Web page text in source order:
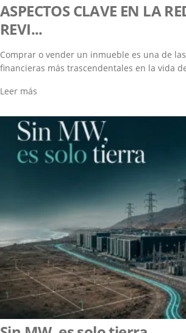
ASPECTOS CLAVE EN LA
REVI...
Comprar o vender un inmueble es una de
financieras más trascendentales en la vida
Leer más